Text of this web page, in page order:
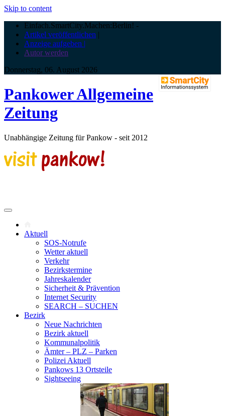
Skip to content
Einfach.SmartCity.Machen:Berlin! -
Artikel veröffentlichen |
Anzeige aufgeben |
Autor werden
Donnerstag, 06. August 2026
Pankower Allgemeine
Zeitung
Unabhängige Zeitung für Pankow - seit 2012
Aktuell
SOS-Notrufe
Wetter aktuell
Verkehr
Bezirkstermine
Jahreskalender
Sicherheit & Prävention
Internet Security
SEARCH – SUCHEN
Bezirk
Neue Nachrichten
Bezirk aktuell
Kommunalpolitik
Ämter – PLZ – Parken
Polizei Aktuell
Pankows 13 Ortsteile
Sightseeing